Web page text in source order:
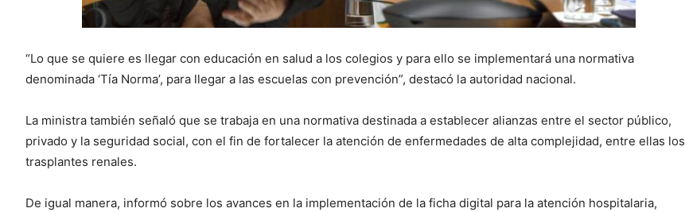
“Lo que se quiere es llegar con educación en salud a los colegios y para ello se implementará una normativa
denominada ‘Tía Norma’, para llegar a las escuelas con prevención”, destacó la autoridad nacional.
La ministra también señaló que se trabaja en una normativa destinada a establecer alianzas entre el sector público,
privado y la seguridad social, con el fin de fortalecer la atención de enfermedades de alta complejidad, entre ellas los
trasplantes renales.
De igual manera, informó sobre los avances en la implementación de la ficha digital para la atención hospitalaria,